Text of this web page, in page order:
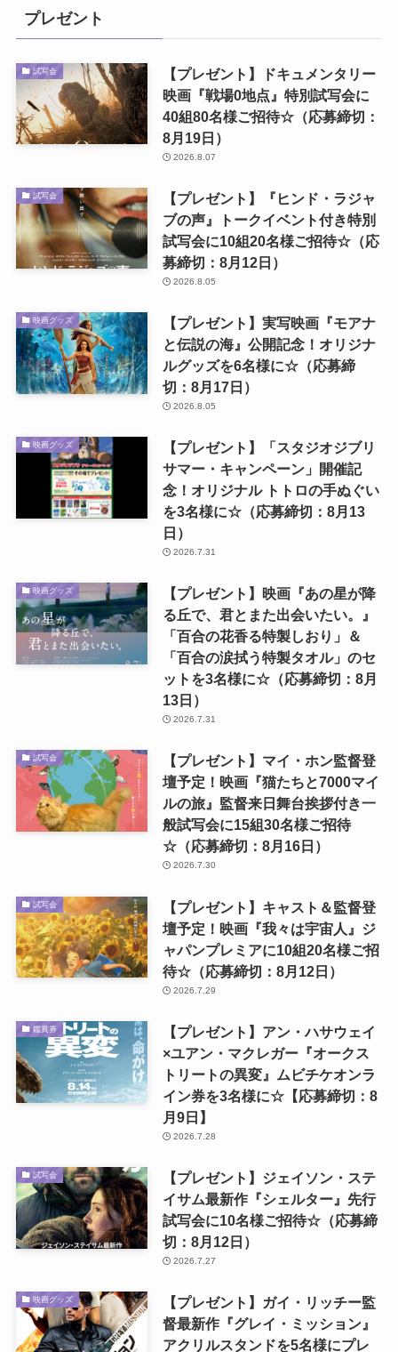
プレゼント
試写会
【プレゼント】ドキュメンタリー
映画『戦場0地点』特別試写会に
40組80名様ご招待☆（応募締切：
8月19日）
2026.8.07
試写会
【プレゼント】『ヒンド・ラジャ
ブの声』トークイベント付き特別
試写会に10組20名様ご招待☆（応
募締切：8月12日）
2026.8.05
映画グッズ
【プレゼント】実写映画『モアナ
と伝説の海』公開記念！オリジナ
ルグッズを6名様に☆（応募締
切：8月17日）
2026.8.05
映画グッズ
【プレゼント】「スタジオジブリ
サマー・キャンペーン」開催記
念！オリジナル トトロの手ぬぐい
を3名様に☆（応募締切：8月13
日）
2026.7.31
映画グッズ
【プレゼント】映画『あの星が降
る丘で、君とまた出会いたい。』
「百合の花香る特製しおり」＆
「百合の涙拭う特製タオル」のセ
ットを3名様に☆（応募締切：8月
13日）
2026.7.31
試写会
【プレゼント】マイ・ホン監督登
壇予定！映画『猫たちと7000マイ
ルの旅』監督来日舞台挨拶付き一
般試写会に15組30名様ご招待
☆（応募締切：8月16日）
2026.7.30
試写会
【プレゼント】キャスト＆監督登
壇予定！映画『我々は宇宙人』ジ
ャパンプレミアに10組20名様ご招
待☆（応募締切：8月12日）
2026.7.29
鑑賞券
【プレゼント】アン・ハサウェイ
×ユアン・マクレガー『オークス
トリートの異変』ムビチケオンラ
イン券を3名様に☆【応募締切：8
月9日】
2026.7.28
試写会
【プレゼント】ジェイソン・ステ
イサム最新作『シェルター』先行
試写会に10名様ご招待☆（応募締
切：8月12日）
2026.7.27
映画グッズ
【プレゼント】ガイ・リッチー監
督最新作『グレイ・ミッション』
アクリルスタンドを5名様にプレ